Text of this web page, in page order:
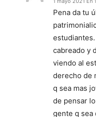
Pena da tu
cabreado y
viendo al
derecho de
q sea mas
de pensar
gente q sea